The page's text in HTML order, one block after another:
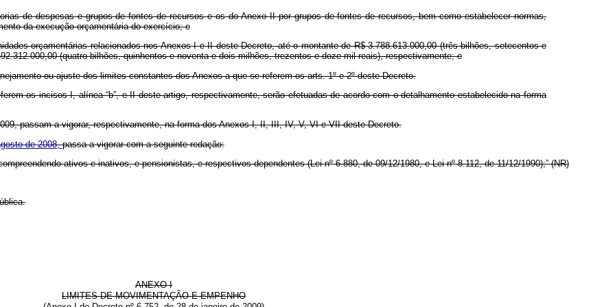
de despesas e grupos de fontes de recursos e os do Anexo II por grupos de fontes de recursos, bem como estabelecer normas,
da execução orçamentária do exercício; e
orçamentárias relacionados nos Anexos I e II deste Decreto, até o montante de R$ 3.788.613.000,00 (três bilhões, setecentos e
(quatro bilhões, quinhentos e noventa e dois milhões, trezentos e doze mil reais), respectivamente; e
ou ajuste dos limites constantes dos Anexos a que se referem os arts. 1º e 2º deste Decreto.
os incisos I, alínea “b”, e II deste artigo, respectivamente, serão efetuadas de acordo com o detalhamento estabelecido na forma
passam a vigorar, respectivamente, na forma dos Anexos I, II, III, IV, V, VI e VII deste Decreto.
de 2008,passa a vigorar com a seguinte redação:
ativos e inativos, e pensionistas, e respectivos dependentes (Lei nº 6.880, de 09/12/1980, e Lei nº 8.112, de 11/12/1990);” (NR)
ANEXO I
LIMITES DE MOVIMENTAÇÃO E EMPENHO